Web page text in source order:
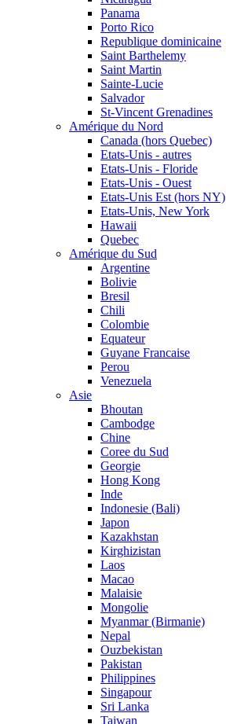
Panama
Porto Rico
Republique dominicaine
Saint Barthelemy
Saint Martin
Sainte-Lucie
Salvador
St-Vincent Grenadines
Amérique du Nord
Canada (hors Quebec)
Etats-Unis - autres
Etats-Unis - Floride
Etats-Unis - Ouest
Etats-Unis Est (hors NY)
Etats-Unis, New York
Hawaii
Quebec
Amérique du Sud
Argentine
Bolivie
Bresil
Chili
Colombie
Equateur
Guyane Francaise
Perou
Venezuela
Asie
Bhoutan
Cambodge
Chine
Coree du Sud
Georgie
Hong Kong
Inde
Indonesie (Bali)
Japon
Kazakhstan
Kirghizistan
Laos
Macao
Malaisie
Mongolie
Myanmar (Birmanie)
Nepal
Ouzbekistan
Pakistan
Philippines
Singapour
Sri Lanka
Taiwan